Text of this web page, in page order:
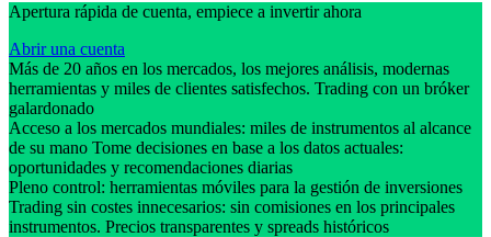
Apertura rápida de cuenta, empiece a invertir ahora
Abrir una cuenta
Más de 20 años en los mercados, los mejores análisis, modernas
herramientas y miles de clientes satisfechos. Trading con un bróker
galardonado
Acceso a los mercados mundiales: miles de instrumentos al alcance
de su mano Tome decisiones en base a los datos actuales:
oportunidades y recomendaciones diarias
Pleno control: herramientas móviles para la gestión de inversiones
Trading sin costes innecesarios: sin comisiones en los principales
instrumentos. Precios transparentes y spreads históricos